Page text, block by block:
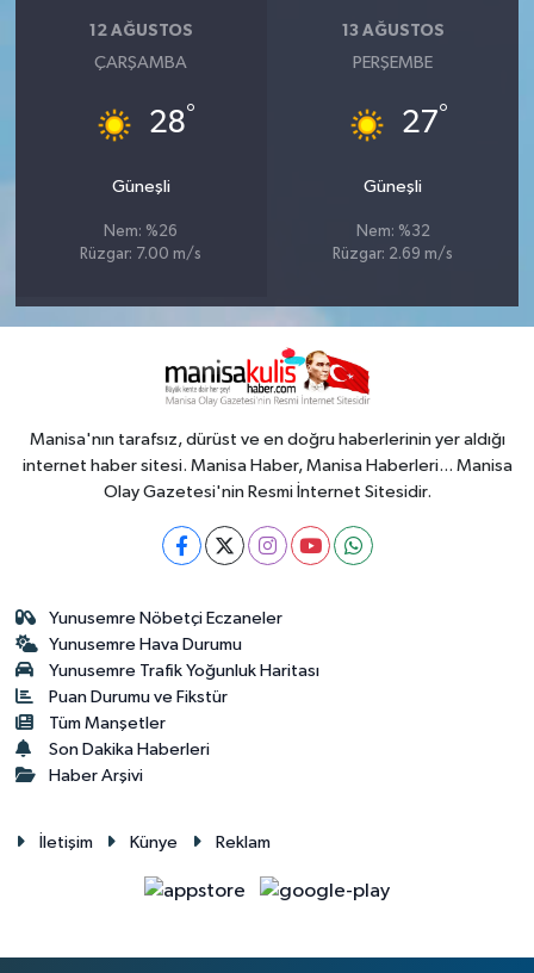
12 AĞUSTOS
ÇARŞAMBA
28°
Güneşli
Nem: %26
Rüzgar: 7.00 m/s
13 AĞUSTOS
PERŞEMBE
27°
Güneşli
Nem: %32
Rüzgar: 2.69 m/s
Manisa'nın tarafsız, dürüst ve en doğru haberlerinin yer aldığı
internet haber sitesi. Manisa Haber, Manisa Haberleri... Manisa
Olay Gazetesi'nin Resmi İnternet Sitesidir.
Yunusemre Nöbetçi Eczaneler
Yunusemre Hava Durumu
Yunusemre Trafik Yoğunluk Haritası
Puan Durumu ve Fikstür
Tüm Manşetler
Son Dakika Haberleri
Haber Arşivi
İletişim Künye Reklam